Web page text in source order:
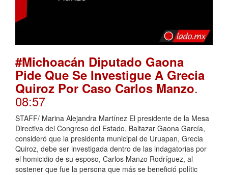
#Michoacán Diputado Gaona
Pide Que Se Investigue A Grecia
Quiroz Por Caso Carlos Manzo.
08:57
STAFF/ Marina Alejandra Martínez El presidente de la Mesa
Directiva del Congreso del Estado, Baltazar Gaona García,
consideró que la presidenta municipal de Uruapan, Grecia
Quiroz, debe ser investigada dentro de las indagatorias por
el homicidio de su esposo, Carlos Manzo Rodríguez, al
sostener que fue la persona que más se benefició polític